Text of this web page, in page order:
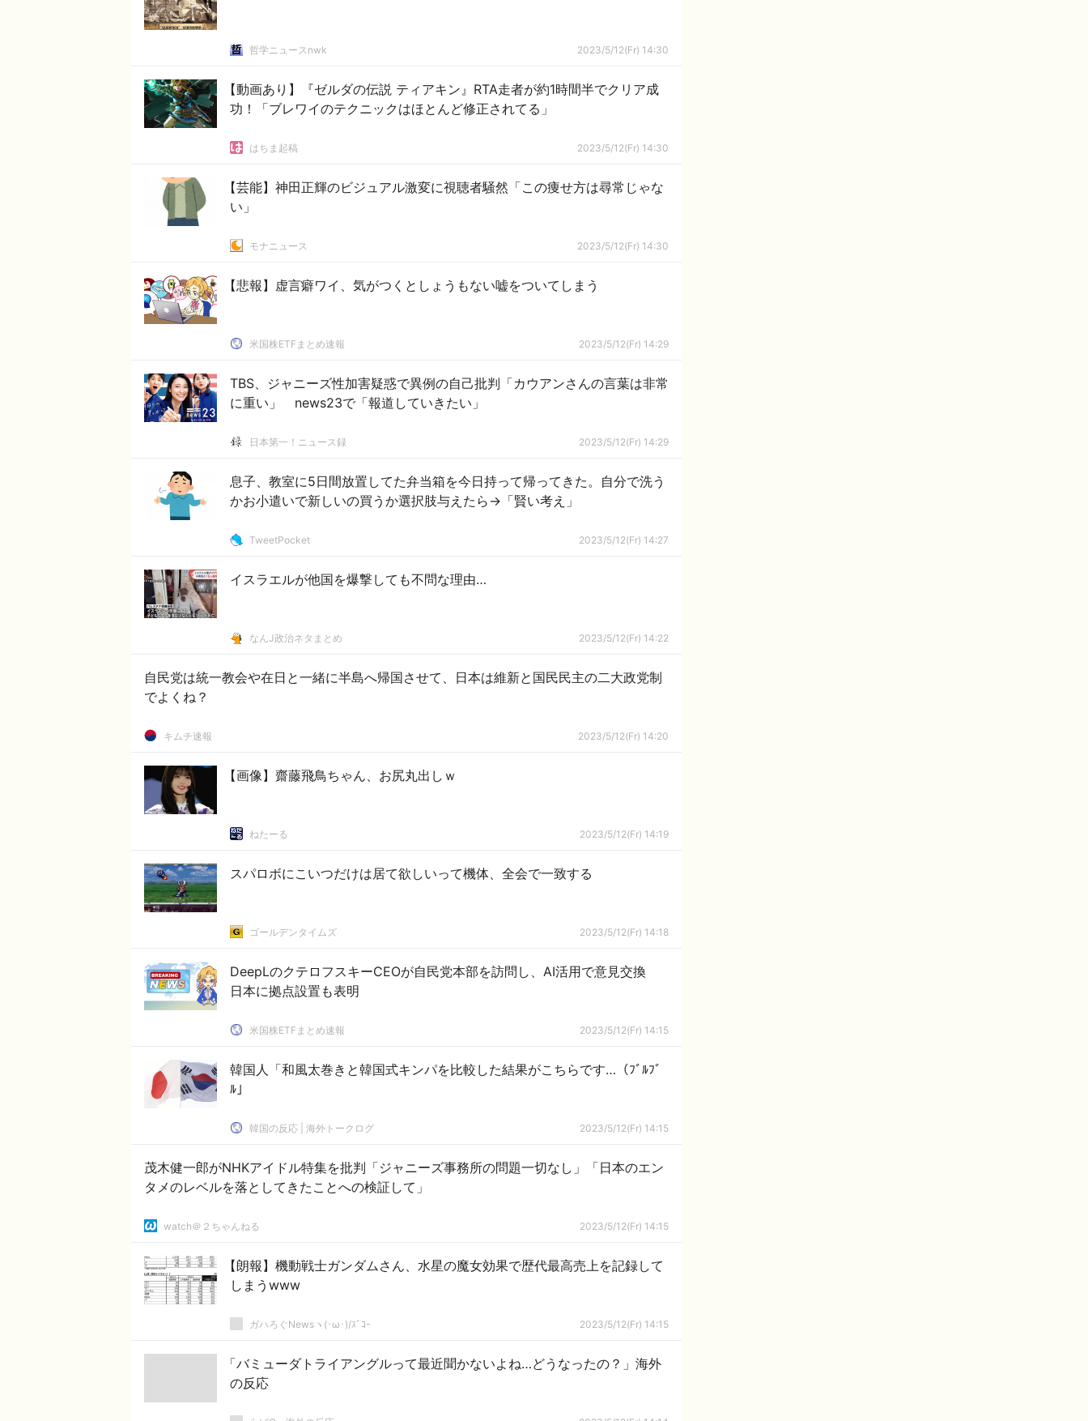
哲学ニュースnwk 2023/5/12(Fr) 14:30
【動画あり】『ゼルダの伝説 ティアキン』RTA走者が約1時間半でクリア成
功！「ブレワイのテクニックはほとんど修正されてる」
はちま起稿 2023/5/12(Fr) 14:30
【芸能】神田正輝のビジュアル激変に視聴者騒然「この痩せ方は尋常じゃな
い」
モナニュース 2023/5/12(Fr) 14:30
【悲報】虚言癖ワイ、気がつくとしょうもない嘘をついてしまう
米国株ETFまとめ速報 2023/5/12(Fr) 14:29
TBS、ジャニーズ性加害疑惑で異例の自己批判「カウアンさんの言葉は非常
に重い」 news23で「報道していきたい」
日本第一！ニュース録 2023/5/12(Fr) 14:29
息子、教室に5日間放置してた弁当箱を今日持って帰ってきた。自分で洗う
かお小遣いで新しいの買うか選択肢与えたら→「賢い考え」
TweetPocket 2023/5/12(Fr) 14:27
イスラエルが他国を爆撃しても不問な理由…
なんJ政治ネタまとめ 2023/5/12(Fr) 14:22
自民党は統一教会や在日と一緒に半島へ帰国させて、日本は維新と国民民主の二大政党制
でよくね？
キムチ速報 2023/5/12(Fr) 14:20
【画像】齋藤飛鳥ちゃん、お尻丸出しｗ
ねたーる 2023/5/12(Fr) 14:19
スパロボにこいつだけは居て欲しいって機体、全会で一致する
ゴールデンタイムズ 2023/5/12(Fr) 14:18
DeepLのクテロフスキーCEOが自民党本部を訪問し、AI活用で意見交換
日本に拠点設置も表明
米国株ETFまとめ速報 2023/5/12(Fr) 14:15
韓国人「和風太巻きと韓国式キンパを比較した結果がこちらです…（ﾌﾞﾙﾌﾞ
ﾙ」
韓国の反応 | 海外トークログ 2023/5/12(Fr) 14:15
茂木健一郎がNHKアイドル特集を批判「ジャニーズ事務所の問題一切なし」「日本のエン
タメのレベルを落としてきたことへの検証して」
watch＠２ちゃんねる 2023/5/12(Fr) 14:15
【朗報】機動戦士ガンダムさん、水星の魔女効果で歴代最高売上を記録して
しまうwww
ガハろぐNewsヽ(･ω･)/ｽﾞｺｰ 2023/5/12(Fr) 14:15
「バミューダトライアングルって最近聞かないよね…どうなったの？」海外
の反応